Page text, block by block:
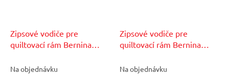
Zipsové vodiče pre
quiltovací rám Bernina
Na objednávku
Zipsové vodiče pre
quiltovací rám Bernina
Na objednávku